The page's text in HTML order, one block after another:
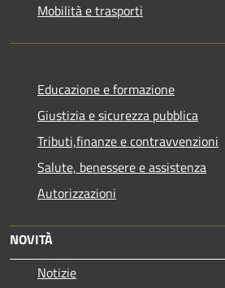
Mobilità e trasporti
Educazione e formazione
Giustizia e sicurezza pubblica
Tributi,finanze e contravvenzioni
Salute, benessere e assistenza
Autorizzazioni
NOVITÀ
Notizie